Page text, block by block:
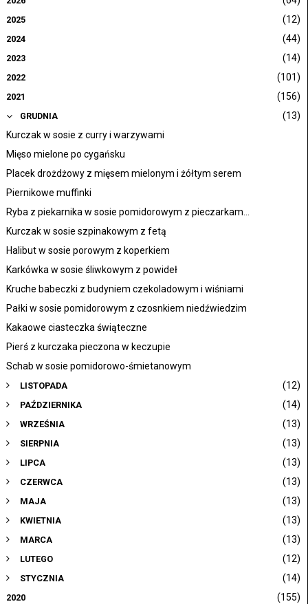
2025 (12)
2024 (44)
2023 (14)
2022 (101)
2021 (156)
GRUDNIA
(13)
Kurczak w sosie z curry i warzywami
Mięso mielone po cygańsku
Placek drożdżowy z mięsem mielonym i żółtym serem
Piernikowe muffinki
Ryba z piekarnika w sosie pomidorowym z pieczarkam...
Kurczak w sosie szpinakowym z fetą
Halibut w sosie porowym z koperkiem
Karkówka w sosie śliwkowym z powideł
Kruche babeczki z budyniem czekoladowym i wiśniami
Pałki w sosie pomidorowym z czosnkiem niedźwiedzim
Kakaowe ciasteczka świąteczne
Pierś z kurczaka pieczona w keczupie
Schab w sosie pomidorowo-śmietanowym
LISTOPADA (12)
PAŹDZIERNIKA (14)
WRZEŚNIA (13)
SIERPNIA (13)
LIPCA (13)
CZERWCA (13)
MAJA (13)
KWIETNIA (13)
MARCA (13)
LUTEGO (12)
STYCZNIA (14)
2020 (155)